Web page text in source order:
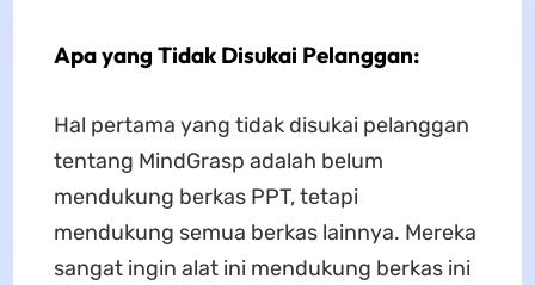
Apa yang Tidak Disukai Pelanggan:
Hal pertama yang tidak disukai pelanggan
tentang MindGrasp adalah belum
mendukung berkas PPT, tetapi
mendukung semua berkas lainnya. Mereka
sangat ingin alat ini mendukung berkas ini